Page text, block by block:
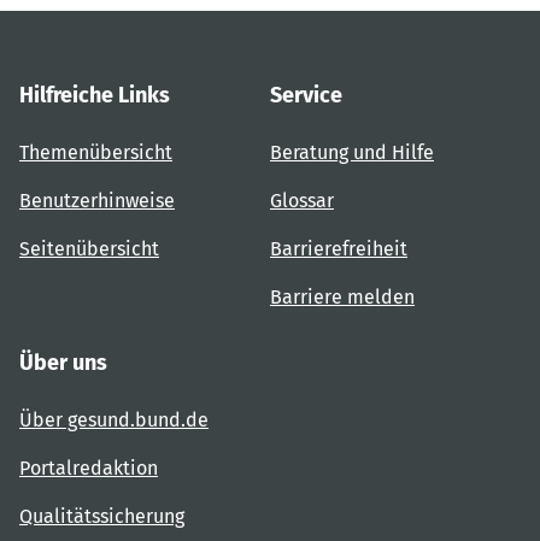
Hilfreiche Links
Themenübersicht
Benutzerhinweise
Seitenübersicht
Service
Beratung und Hilfe
Glossar
Barrierefreiheit
Barriere melden
Über uns
Über gesund.bund.de
Portalredaktion
Qualitätssicherung